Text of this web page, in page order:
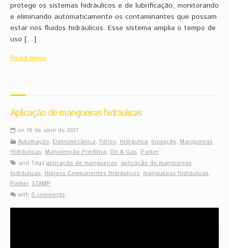
protege os sistemas hidráulicos e de lubrificação, monitorando
e eliminando automaticamente os contaminantes que possam
estar nos fluidos hidráulicos. Esse sistema amplia o tempo de
uso […]
Read more
Aplicação de mangueiras hidráulicas
on 18 de abril de 2017
Automação, Eletromecânica, Filtros, Hidráulica, Inovação, Mangueiras
Hidráulicas, Manutenção Preditiva, Oil & Gas, Parker
and Tags:aplicação de mangueiras, aplicação de mangueiras
hidráulicas, Hipress Componentes Hidráulicos, mangueiras hidráulicas,
Parker, STAMP
with 0 comments